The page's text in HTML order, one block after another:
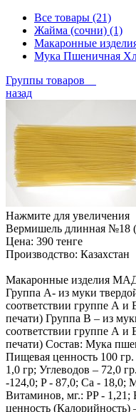
Все товары (21)
Жайма (сочни) (1)
Макаронные
Мука Пшеничная
Группы товаров
назад
Нажмите для увеличения
Вермишель длинная №18
Цена: 390 тенге
Производство: Казахстан
Макаронные изделия
Группа А- из муки
соответствии группе А и
печати) Группа В – из
соответствии группе А и
печати) Состав: Мука
Пищевая ценность 100
1,0 гр; Углеводов – 72,0
-124,0; P - 87,0; Ca - 18,0;
Витаминов, мг.: PP - 1,21;
ценность